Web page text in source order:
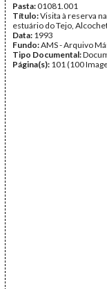
Pasta:01081.001
Título:Visita à reserva
estuário do Tejo,
Data: 1993
Fundo:AMS - Arquivo
Tipo Documental:
Página(s): 101 (100